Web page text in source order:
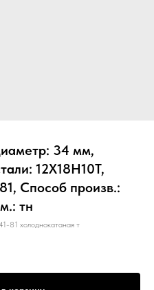
34 мм,
12Х18Н10Т,
Способ произв.:
тн
холоднокатаная т